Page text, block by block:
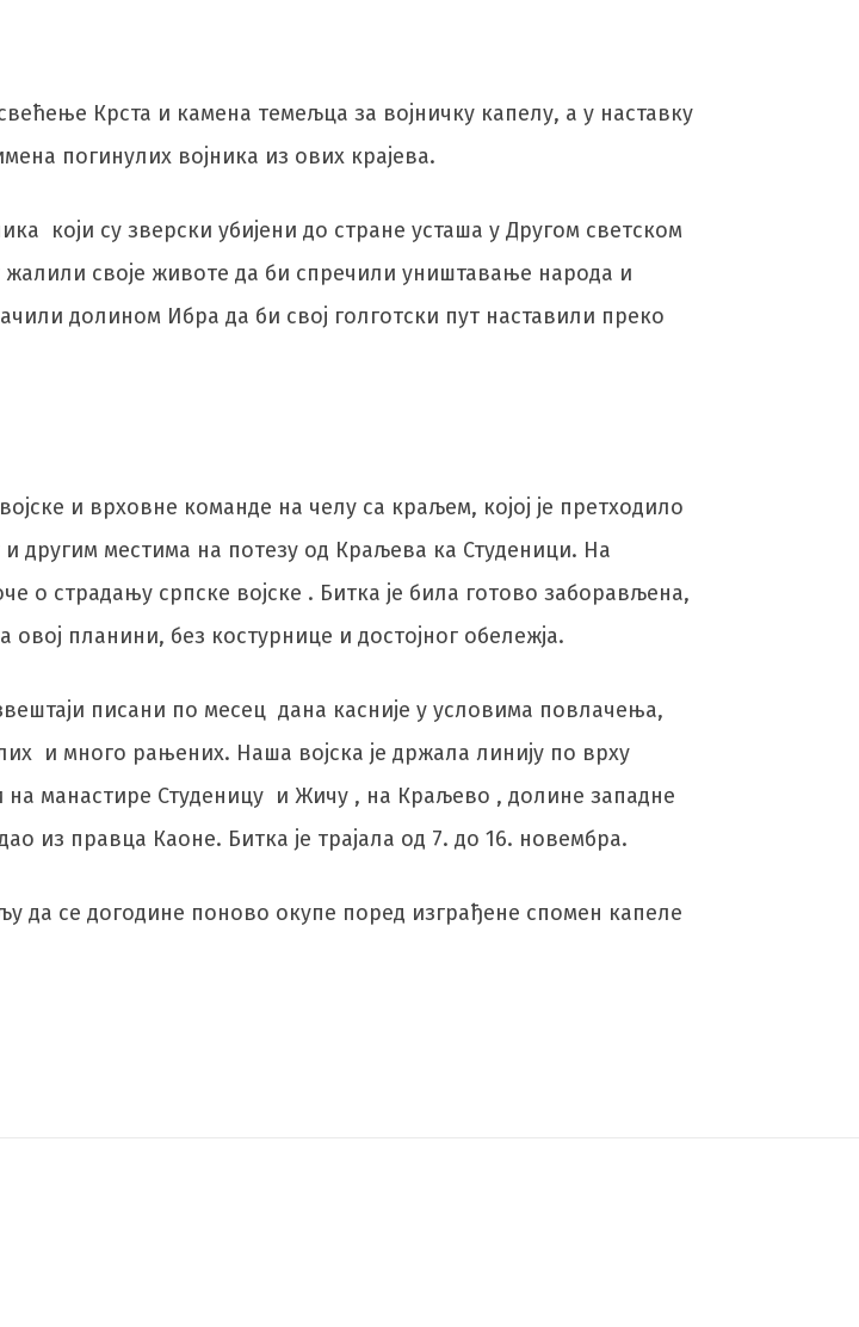
Крста и камена темељца за војничку капелу, а у наставку
погинулих војника из ових крајева.
који су зверски убијени до стране усташа у Другом светском
своје животе да би спречили уништавање народа и
долином Ибра да би свој голготски пут наставили преко
и врховне команде на челу са краљeм, којој је претходило
другим местима на потезу од Краљева ка Студеници. На
о страдању српске војске . Битка је била готово заборављена,
овој планини, без костурнице и достојног обележја.
писани по месец дана касније у условима повлачења,
и много рањених. Наша војска је држала линију по врху
манастире Студеницу и Жичу , на Краљево , долине западне
из правца Каоне. Битка је трајала од 7. до 16. новембра.
да се догодине поново окупе поред изграђене спомен капеле